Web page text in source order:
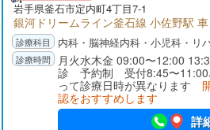
岩手県釜石市定内町4丁目7-1
銀河ドリームライン釜石線 小佐野駅
内科・脳神経内科・小児科・リ
月火水木金 09:00〜12:00
診 予約制 受付8:45〜11:00
って診療日時が異なります
認をおすすめします
詳